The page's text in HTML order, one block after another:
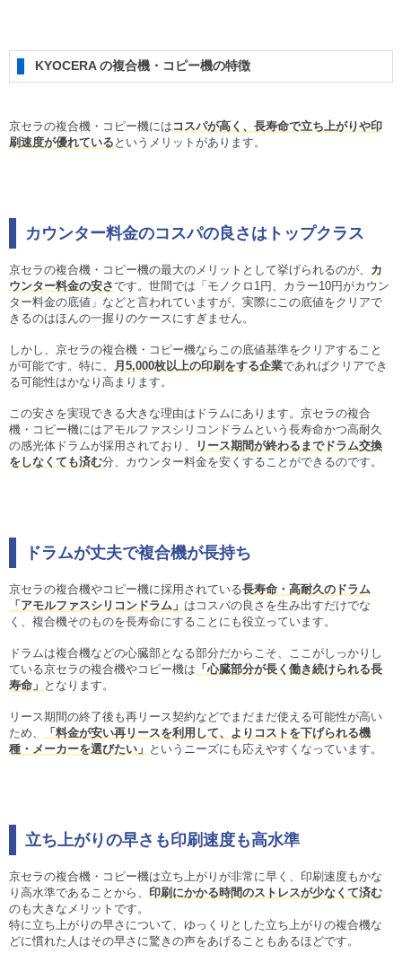
KYOCERA の複合機・コピー機の特徴
京セラの複合機・コピー機には コスパが高く、長寿命で立ち上がりや印
刷速度が優れている というメリットがあります。
カウンター料金のコスパの良さはトップクラス
京セラの複合機・コピー機の最大のメリットとして挙げられるのが、 カ
ウンター料金の安さです。世間では「モノクロ1円、カラー10円がカウン
ター料金の底値」などと言われていますが、実際にこの底値をクリアで
きるのはほんの一握りのケースにすぎません。
しかし、京セラの複合機・コピー機ならこの底値基準をクリアすること
が可能です。特に、
月5,000枚以上の印刷をする企業であればクリアでき
る可能性はかなり高まります。
この安さを実現できる大きな理由はドラムにあります。京セラの複合
機・コピー機にはアモルファスシリコンドラムという長寿命かつ高耐久
の感光体ドラムが採用されており、
リース期間が終わるまでドラム交換
をしなくても済む分、カウンター料金を安くすることができるのです。
ドラムが丈夫で複合機が長持ち
京セラの複合機やコピー機に採用されている長寿命・高耐久のドラム
「アモルファスシリコンドラム」 はコスパの良さを生み出すだけでな
く、複合機そのものを長寿命にすることにも役立っています。
ドラムは複合機などの心臓部となる部分だからこそ、ここがしっかりし
ている京セラの複合機やコピー機は 「心臓部分が長く働き続けられる長
寿命」 となります。
リース期間の終了後も再リース契約などでまだまだ使える可能性が高い
ため、
「料金が安い再リースを利用して、よりコストを下げられる機
種・メーカーを選びたい」 というニーズにも応えやすくなっています。
立ち上がりの早さも印刷速度も高水準
京セラの複合機・コピー機は立ち上がりが非常に早く、印刷速度もかな
り高水準であることから、 印刷にかかる時間のストレスが少なくて済む
のも大きなメリットです。
特に立ち上がりの早さについて、ゆっくりとした立ち上がりの複合機な
どに慣れた人はその早さに驚きの声をあげることもあるほどです。